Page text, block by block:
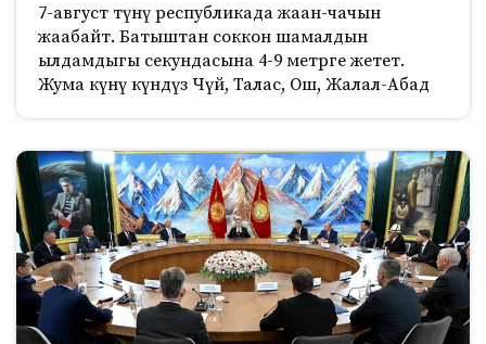
7-август түнү республикада жаан-чачын
жаабайт. Батыштан соккон шамалдын
ылдамдыгы секундасына 4-9 метрге жетет.
Жума күнү күндүз Чүй, Талас, Ош, Жалал-Абад